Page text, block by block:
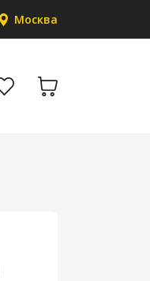
Москва